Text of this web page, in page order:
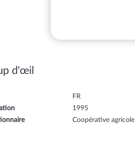
d'œil
FR
1995
Coopérative agricole